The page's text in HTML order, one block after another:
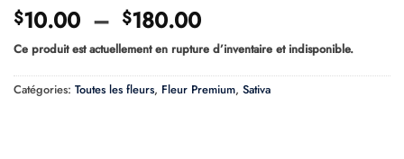
$10.00 – $180.00Plage
de
prix :
$10.00
Ce produit est actuellement en rupture d’inventaire et indisponible.
Catégories: Toutes les fleurs, Fleur Premium, Sativa